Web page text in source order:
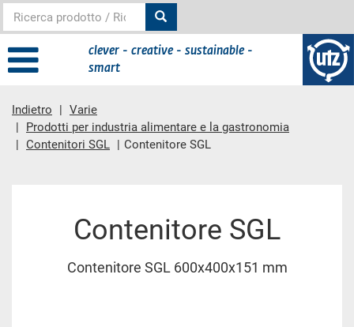
clever - creative - sustainable -
smart
Indietro
Varie
Prodotti per industria alimentare e la gastronomia
Contenitori SGL
Contenitore SGL
Contenitore SGL
Contenitore SGL 600x400x151 mm